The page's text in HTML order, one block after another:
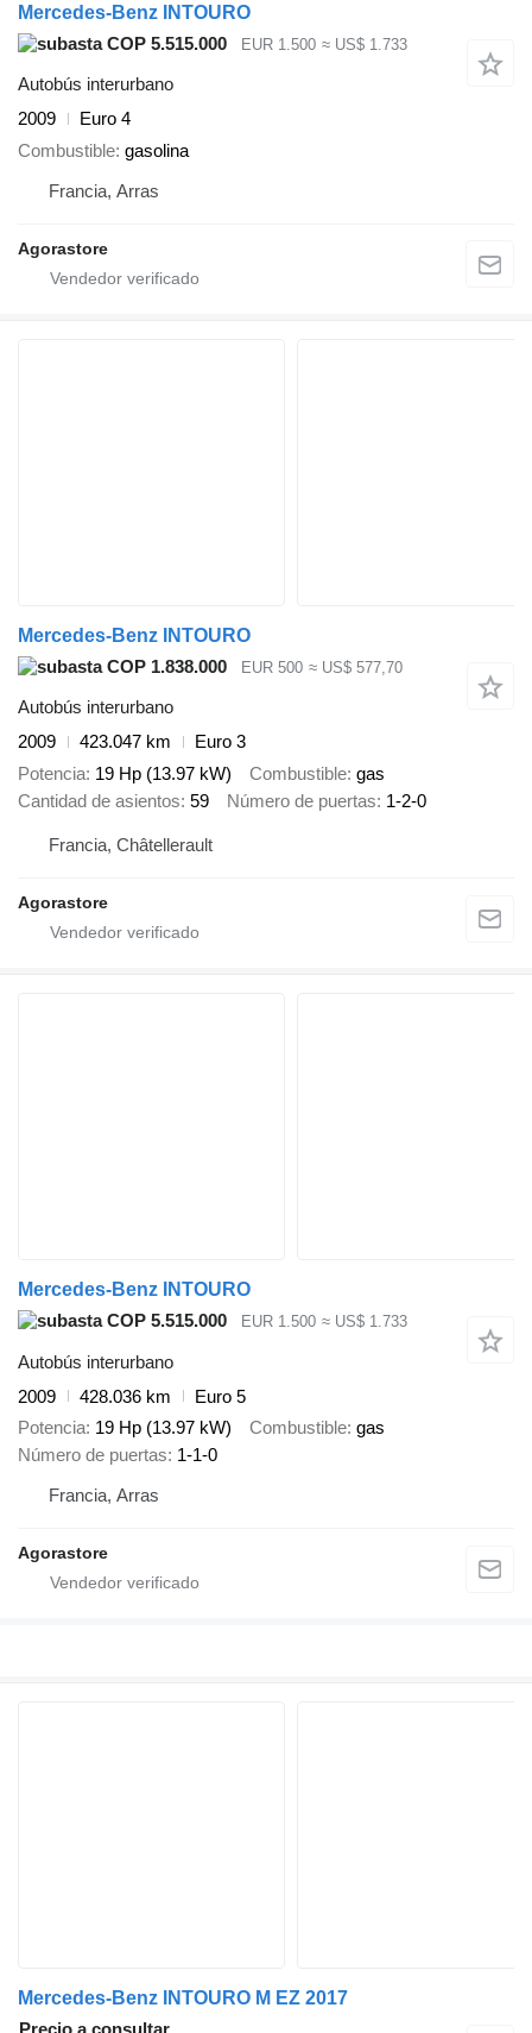
Mercedes-Benz INTOURO
COP 5.515.000
EUR 1.500 ≈ US$ 1.733
Autobús interurbano
2009
Euro 4
Combustible gasolina
Francia, Arras
Agorastore
Mercedes-Benz INTOURO
COP 1.838.000
EUR 500 ≈ US$ 577,70
Autobús interurbano
2009
423.047 km
Euro 3
Potencia 19 Hp (13.97 kW) Combustible gas
Cantidad de asientos 59 Número de puertas 1-2-0
Francia, Châtellerault
Agorastore
Mercedes-Benz INTOURO
COP 5.515.000
EUR 1.500 ≈ US$ 1.733
Autobús interurbano
2009
428.036 km
Euro 5
Potencia 19 Hp (13.97 kW) Combustible gas
Número de puertas 1-1-0
Francia, Arras
Agorastore
Mercedes-Benz INTOURO M EZ 2017
Precio a consultar